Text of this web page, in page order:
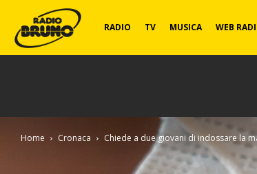
Radio
RADIO TV MUSICA WEB
Home Cronaca Chiede a due giovani di indossare la